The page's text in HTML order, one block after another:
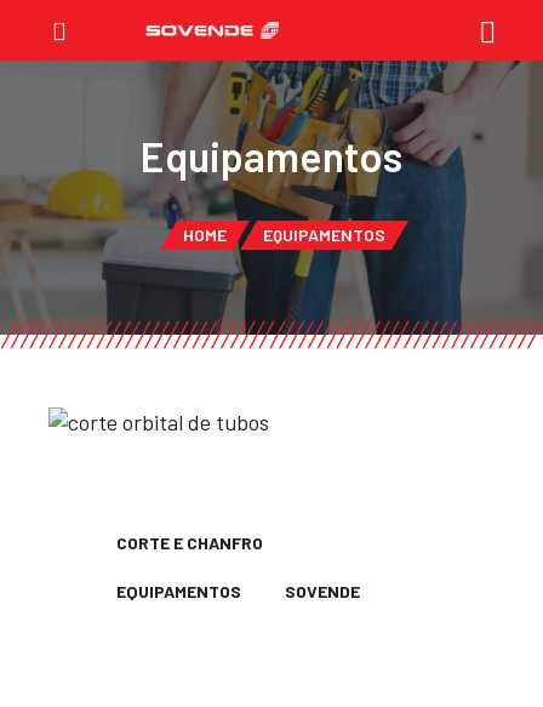
Equipamentos
HOME EQUIPAMENTOS
CORTE E CHANFRO
EQUIPAMENTOS SOVENDE